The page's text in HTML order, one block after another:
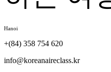
Hanoi
+(84) 358 754 620
info@koreanaireclass.kr